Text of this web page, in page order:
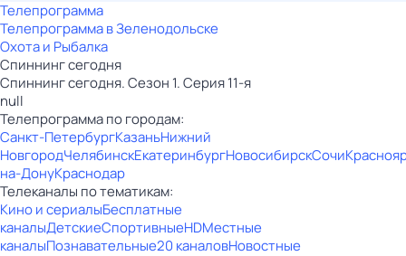
Телепрограмма
Телепрограмма в Зеленодольске
Охота и Рыбалка
Спиннинг сегодня
Спиннинг сегодня. Сезон 1. Серия 11-я
null
Телепрограмма по городам:
Санкт-ПетербургКазаньНижний
НовгородЧелябинскЕкатеринбургНовосибирскСочи
на-ДонуКраснодар
Телеканалы по тематикам:
Кино и сериалыБесплатные
каналыДетскиеСпортивныеHDМестные
каналыПознавательные20 каналовНовостные